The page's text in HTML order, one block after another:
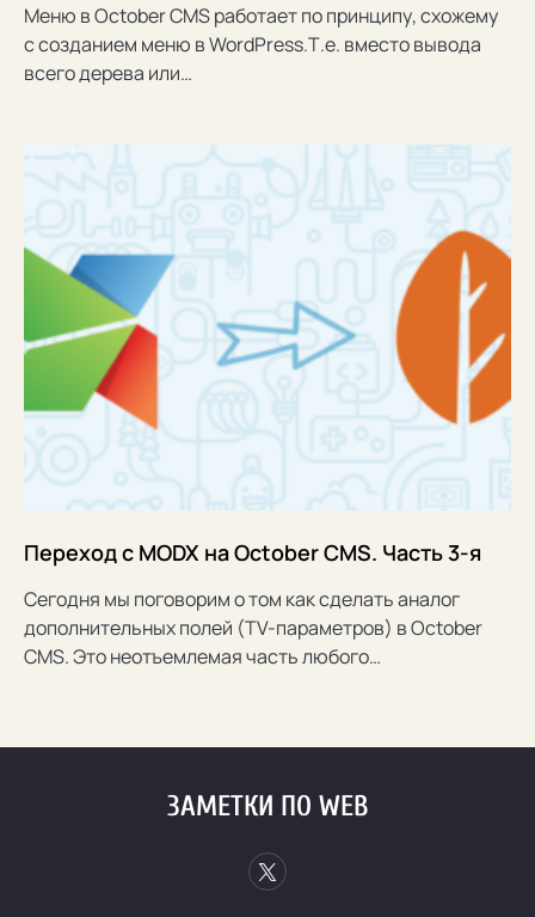
Меню в October CMS работает по принципу, схожему
с созданием меню в WordPress.Т.е. вместо вывода
всего дерева или…
Переход с MODX на October CMS. Часть 3-я
Сегодня мы поговорим о том как сделать аналог
дополнительных полей (TV-параметров) в October
CMS. Это неотъемлемая часть любого…
ЗАМЕТКИ ПО WEB